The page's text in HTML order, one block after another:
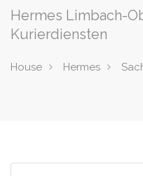
Hermes Limbach-
Kurierdiensten
House Hermes